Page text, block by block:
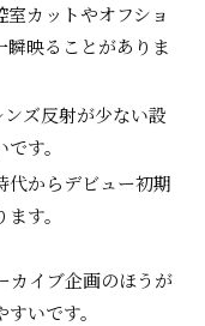
室カットやオフショ
瞬映ることがありま
ンズ反射が少ない設
す。
代からデビュー初期
す。
カイブ企画のほうが
いです。